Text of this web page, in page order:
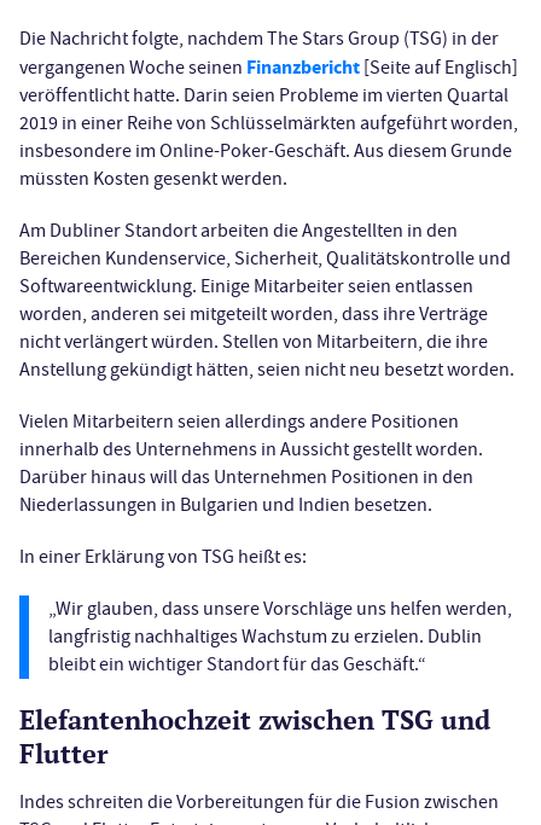
Die Nachricht folgte, nachdem The Stars Group (TSG) in der
vergangenen Woche seinen Finanzbericht [Seite auf Englisch]
veröffentlicht hatte. Darin seien Probleme im vierten Quartal
2019 in einer Reihe von Schlüsselmärkten aufgeführt worden,
insbesondere im Online-Poker-Geschäft. Aus diesem Grunde
müssten Kosten gesenkt werden.
Am Dubliner Standort arbeiten die Angestellten in den
Bereichen Kundenservice, Sicherheit, Qualitätskontrolle und
Softwareentwicklung. Einige Mitarbeiter seien entlassen
worden, anderen sei mitgeteilt worden, dass ihre Verträge
nicht verlängert würden. Stellen von Mitarbeitern, die ihre
Anstellung gekündigt hätten, seien nicht neu besetzt worden.
Vielen Mitarbeitern seien allerdings andere Positionen
innerhalb des Unternehmens in Aussicht gestellt worden.
Darüber hinaus will das Unternehmen Positionen in den
Niederlassungen in Bulgarien und Indien besetzen.
In einer Erklärung von TSG heißt es:
„Wir glauben, dass unsere Vorschläge uns helfen werden,
langfristig nachhaltiges Wachstum zu erzielen. Dublin
bleibt ein wichtiger Standort für das Geschäft.“
Elefantenhochzeit zwischen TSG und
Flutter
Indes schreiten die Vorbereitungen für die Fusion zwischen